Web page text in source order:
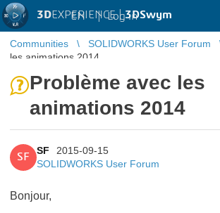
3DEXPERIENCE |3DSwym
EN | Log in
Communities SOLIDWORKS User Forum
les animations 2014
Problème avec les
animations 2014
SF
SF
2015-09-15
SOLIDWORKS User Forum
Bonjour,